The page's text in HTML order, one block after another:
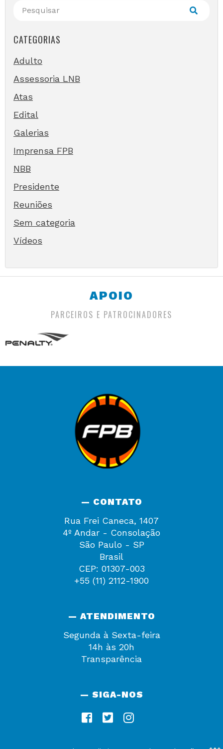
CATEGORIAS
Adulto
Assessoria LNB
Atas
Edital
Galerias
Imprensa FPB
NBB
Presidente
Reuniões
Sem categoria
Vídeos
APOIO
PARCEIROS E PATROCINADORES
— CONTATO
Rua Frei Caneca, 1407
4º Andar - Consolação
São Paulo - SP
Brasil
CEP: 01307-003
+55 (11) 2112-1900
— ATENDIMENTO
Segunda à Sexta-feira
14h às 20h
Transparência
— SIGA-NOS